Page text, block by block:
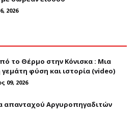
2026
το Θέρμο στην Κόνισκα : Μια
φύση και ιστορία (video)
09, 2026
απανταχού Αργυροπηγαδιτών